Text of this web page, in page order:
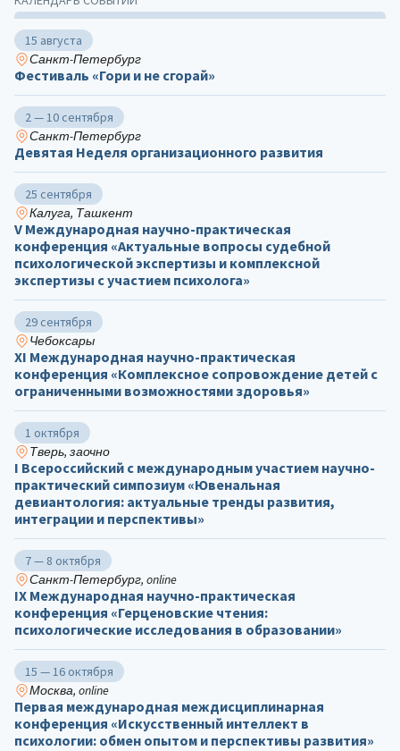
15 августа
Санкт-Петербург
Фестиваль «Гори и не сгорай»
2 — 10 сентября
Санкт-Петербург
Девятая Неделя организационного развития
25 сентября
Калуга, Ташкент
V Международная научно-практическая
конференция «Актуальные вопросы судебной
психологической экспертизы и комплексной
экспертизы с участием психолога»
29 сентября
Чебоксары
ХΙ Международная научно-практическая
конференция «Комплексное сопровождение детей с
ограниченными возможностями здоровья»
1 октября
Тверь, заочно
I Всероссийский с международным участием научно-
практический симпозиум «Ювенальная
девиантология: актуальные тренды развития,
интеграции и перспективы»
7 — 8 октября
Санкт-Петербург, online
IX Международная научно-практическая
конференция «Герценовские чтения:
психологические исследования в образовании»
15 — 16 октября
Москва, online
Первая международная междисциплинарная
конференция «Искусственный интеллект в
психологии: обмен опытом и перспективы развития»